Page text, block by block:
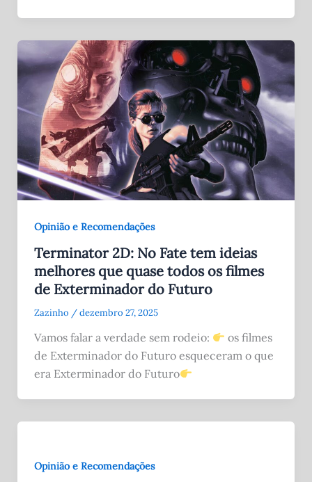
Opinião e Recomendações
Terminator 2D: No Fate tem ideias
melhores que quase todos os filmes
de Exterminador do Futuro
Zazinho /dezembro 27, 2025
Vamos falar a verdade sem rodeio:
os filmes
de Exterminador do Futuro esqueceram o que
era Exterminador do Futuro
Opinião e Recomendações